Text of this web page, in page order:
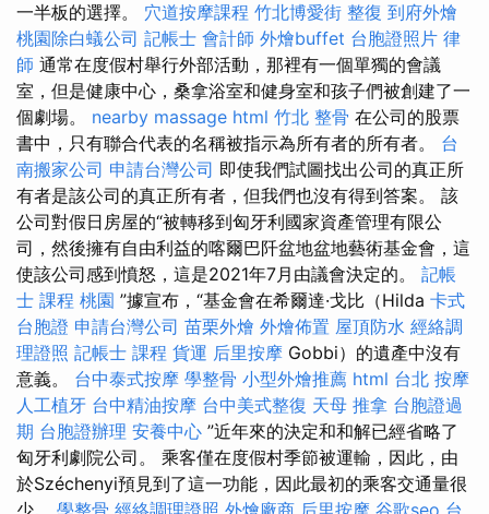
一半板的選擇。 穴道按摩課程 竹北博愛街 整復 到府外燴
桃園除白蟻公司 記帳士 會計師 外燴buffet 台胞證照片 律
師 通常在度假村舉行外部活動，那裡有一個單獨的會議
室，但是健康中心，桑拿浴室和健身室和孩子們被創建了一
個劇場。 nearby massage html 竹北 整骨 在公司的股票
書中，只有聯合代表的名稱被指示為所有者的所有者。 台
南搬家公司 申請台灣公司 即使我們試圖找出公司的真正所
有者是該公司的真正所有者，但我們也沒有得到答案。 該
公司對假日房屋的“被轉移到匈牙利國家資產管理有限公
司，然後擁有自由利益的喀爾巴阡盆地盆地藝術基金會，這
使該公司感到憤怒，這是2021年7月由議會決定的。 記帳
士 課程 桃園 ”據宣布，“基金會在希爾達·戈比（Hilda 卡式
台胞證 申請台灣公司 苗栗外燴 外燴佈置 屋頂防水 經絡調
理證照 記帳士 課程 貨運 后里按摩 Gobbi）的遺產中沒有
意義。 台中泰式按摩 學整骨 小型外燴推薦 html 台北 按摩
人工植牙 台中精油按摩 台中美式整復 天母 推拿 台胞證過
期 台胞證辦理 安養中心 ”近年來的決定和和解已經省略了
匈牙利劇院公司。 乘客僅在度假村季節被運輸，因此，由
於Széchenyi預見到了這一功能，因此最初的乘客交通量很
少。 學整骨 經絡調理證照 外燴廠商 后里按摩 谷歌seo 台